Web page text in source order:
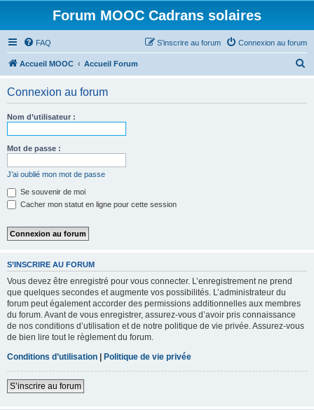
Forum MOOC Cadrans solaires
FAQ Connexion au forum
S’inscrire au forum
Accueil MOOC Accueil Forum
Connexion au forum
Nom d’utilisateur :
Mot de passe :
J’ai oublié mon mot de passe
Se souvenir de moi
Cacher mon statut en ligne pour cette session
S’INSCRIRE AU FORUM
Vous devez être enregistré pour vous connecter. L’enregistrement ne prend
que quelques secondes et augmente vos possibilités. L’administrateur du
forum peut également accorder des permissions additionnelles aux membres
du forum. Avant de vous enregistrer, assurez-vous d’avoir pris connaissance
de nos conditions d’utilisation et de notre politique de vie privée. Assurez-vous
de bien lire tout le règlement du forum.
Conditions d’utilisation | Politique de vie privée
S’inscrire au forum